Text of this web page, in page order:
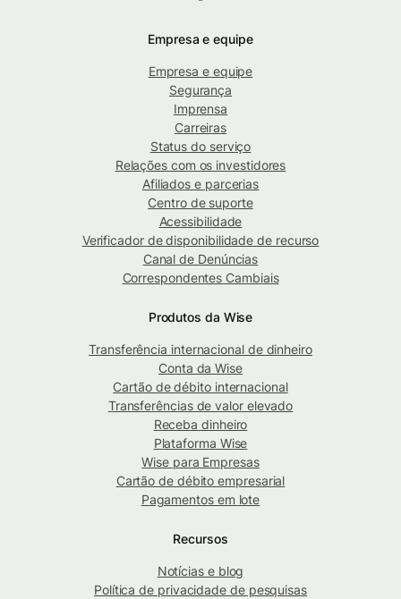
Empresa e equipe
Empresa e equipe
Segurança
Imprensa
Carreiras
Status do serviço
Relações com os investidores
Afiliados e parcerias
Centro de suporte
Acessibilidade
Verificador de disponibilidade de recurso
Canal de Denúncias
Correspondentes Cambiais
Produtos da Wise
Transferência internacional de dinheiro
Conta da Wise
Cartão de débito internacional
Transferências de valor elevado
Receba dinheiro
Plataforma Wise
Wise para Empresas
Cartão de débito empresarial
Pagamentos em lote
Recursos
Notícias e blog
Política de privacidade de pesquisas